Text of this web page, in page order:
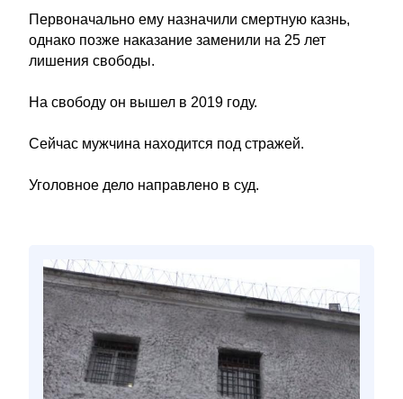
Первоначально ему назначили смертную казнь,
однако позже наказание заменили на 25 лет
лишения свободы.
На свободу он вышел в 2019 году.
Сейчас мужчина находится под стражей.
Уголовное дело направлено в суд.